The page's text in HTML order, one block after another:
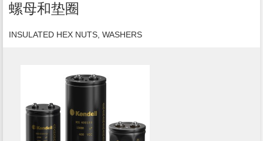
螺母和垫圈
INSULATED HEX NUTS, WASHERS